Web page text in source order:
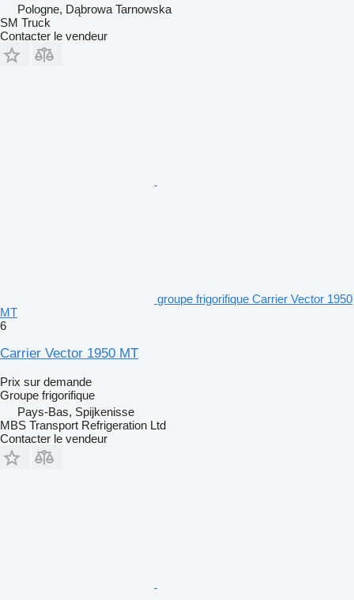
Pologne, Dąbrowa Tarnowska
SM Truck
Contacter le vendeur
groupe frigorifique Carrier Vector 1950
MT
6
Carrier Vector 1950 MT
Prix sur demande
Groupe frigorifique
Pays-Bas, Spijkenisse
MBS Transport Refrigeration Ltd
Contacter le vendeur